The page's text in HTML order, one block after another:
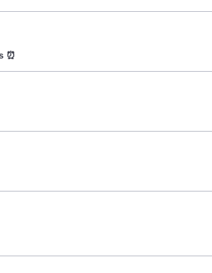
ainsi de réduire sa facture
la plupart des fournisseurs